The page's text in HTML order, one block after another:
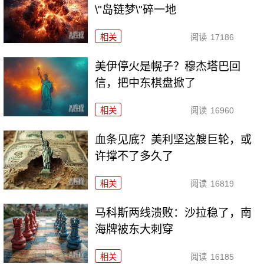
\"岛链梦\"碎一地
相关 阅读 17186
美伊停火是幌子？穆杰塔巴回
信，把中东棋盘掀了
相关 阅读 16960
血条见底？美利坚这艘巨轮，或
许撑不了多久了
相关 阅读 16819
马科斯两线溃败：沙拉稳了，南
海牌被东大刺穿
相关 阅读 16185